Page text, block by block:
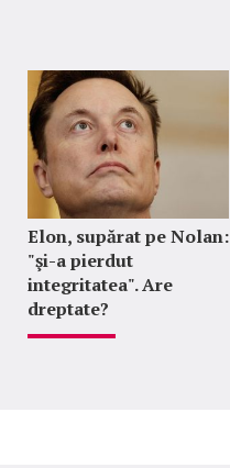
Elon, supărat pe Nolan:
"şi-a pierdut
integritatea". Are
dreptate?